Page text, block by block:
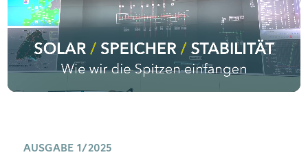
AUSGABE 1/2025